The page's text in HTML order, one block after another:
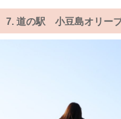
7. 道の駅 小豆島オリー